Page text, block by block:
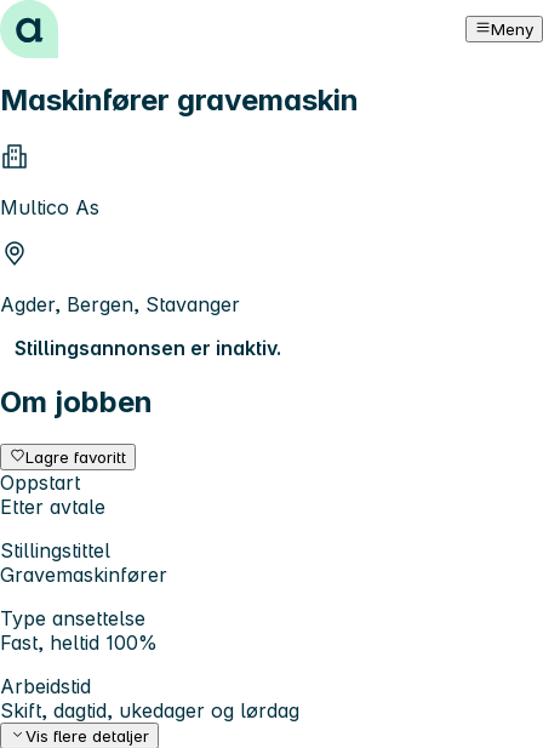
Hopp til innhold Meny
Maskinfører gravemaskin
Multico As
Agder, Bergen, Stavanger
Stillingsannonsen er inaktiv.
Om jobben
Lagre favoritt
Oppstart
Etter avtale
Stillingstittel
Gravemaskinfører
Type ansettelse
Fast, heltid 100%
Arbeidstid
Skift, dagtid, ukedager og lørdag
Vis flere detaljer